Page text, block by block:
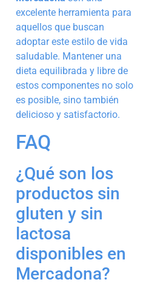
excelente herramienta para
aquellos que buscan
adoptar este estilo de vida
saludable. Mantener una
dieta equilibrada y libre de
estos componentes no solo
es posible, sino también
delicioso y satisfactorio.
FAQ
¿Qué son los
productos sin
gluten y sin
lactosa
disponibles en
Mercadona?